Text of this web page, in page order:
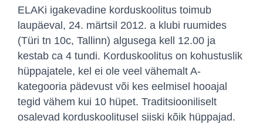
ELAKi igakevadine korduskoolitus toimub
laupäeval, 24. märtsil 2012. a klubi ruumides
(Türi tn 10c, Tallinn) algusega kell 12.00 ja
kestab ca 4 tundi. Korduskoolitus on kohustuslik
hüppajatele, kel ei ole veel vähemalt A-
kategooria pädevust või kes eelmisel hooajal
tegid vähem kui 10 hüpet. Traditsiooniliselt
osalevad korduskoolitusel siiski kõik hüppajad.